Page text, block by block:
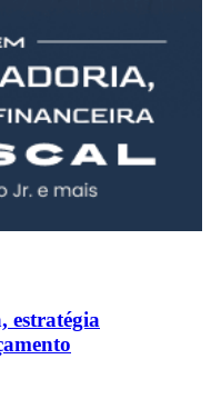
estratégia